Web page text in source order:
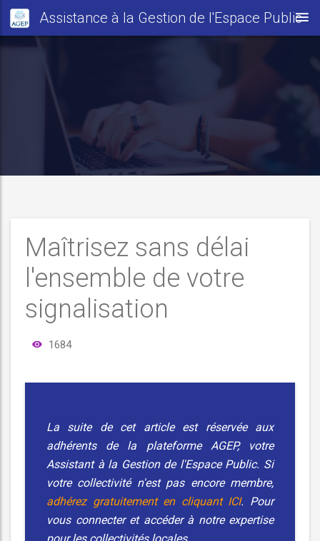
Assistance à la Gestion de l'Espace Public
Maîtrisez sans délai
l'ensemble de votre
signalisation
1684
La suite de cet article est réservée aux
adhérents de la plateforme AGEP, votre
Assistant à la Gestion de l'Espace Public. Si
votre collectivité n'est pas encore membre,
adhérez gratuitement en cliquant ICI. Pour
vous connecter et accéder à notre expertise